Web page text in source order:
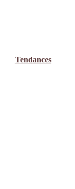
Tendances